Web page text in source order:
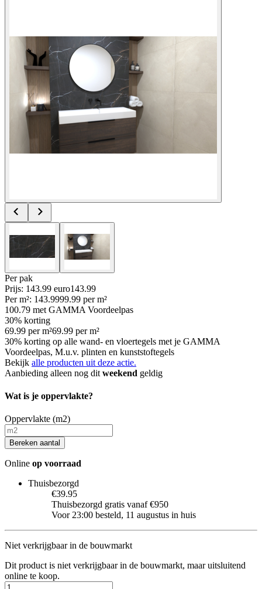
Per pak
Prijs: 143.99 euro143.99
Per m²: 143.9999.99 per m²
100.79 met GAMMA Voordeelpas
30% korting
69.99 per m²69.99 per m²
30% korting op alle wand- en vloertegels met je GAMMA
Voordeelpas, M.u.v. plinten en kunststoftegels
Bekijk alle producten uit deze actie.
Aanbieding alleen nog dit weekend geldig
Wat is je oppervlakte?
Oppervlakte (m2)
Bereken aantal
Online op voorraad
Thuisbezorgd
€39.95
Thuisbezorgd gratis vanaf €950
Voor 23:00 besteld, 11 augustus in huis
Niet verkrijgbaar in de bouwmarkt
Dit product is niet verkrijgbaar in de bouwmarkt, maar uitsluitend
online te koop.